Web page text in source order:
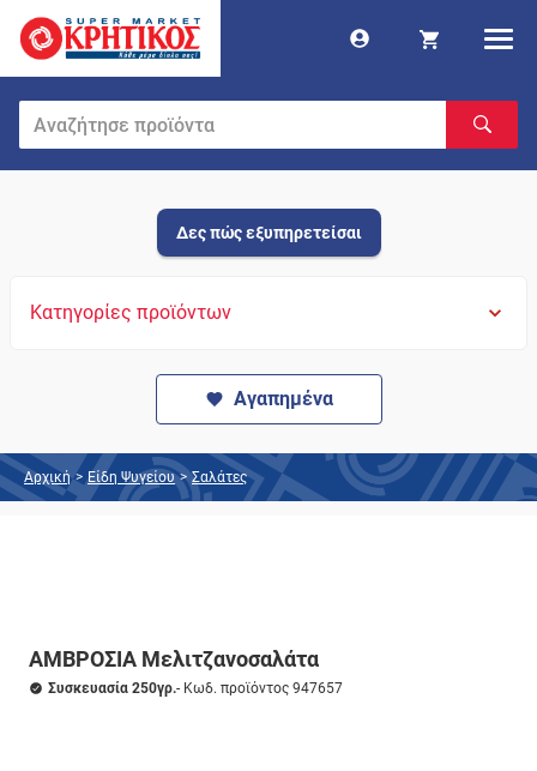
Δες πώς εξυπηρετείσαι
Κατηγορίες προϊόντων
Αγαπημένα
Αρχική > Είδη Ψυγείου > Σαλάτες
ΑΜΒΡΟΣΙΑ Μελιτζανοσαλάτα
Συσκευασία 250γρ.- Κωδ. προϊόντος 947657